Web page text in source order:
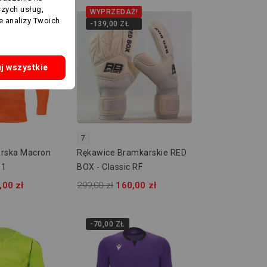
Macron
zł
WYPRZEDAŻ!
-139,00 ZŁ
7
Rękawice Bramkarskie RED
BOX - Classic RF
299,00 zł 160,00 zł
-70,00 ZŁ
usług,
analizy Twoich
wszystkie